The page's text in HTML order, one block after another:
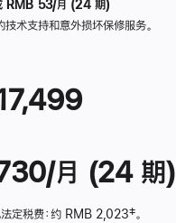
RMB 53/月 (24 期)
术支持和意外损坏保修服务。
月 (24 期)
定税费：约 RMB 2,023脚
‡。